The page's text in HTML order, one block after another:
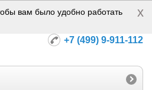
112
+7 (499) 9-911-112
вам было удобно работать
x